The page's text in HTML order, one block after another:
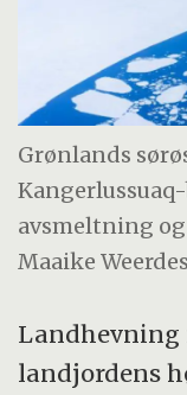
Grønlands
avsmeltning
Maaike
Landhevning
landjordens